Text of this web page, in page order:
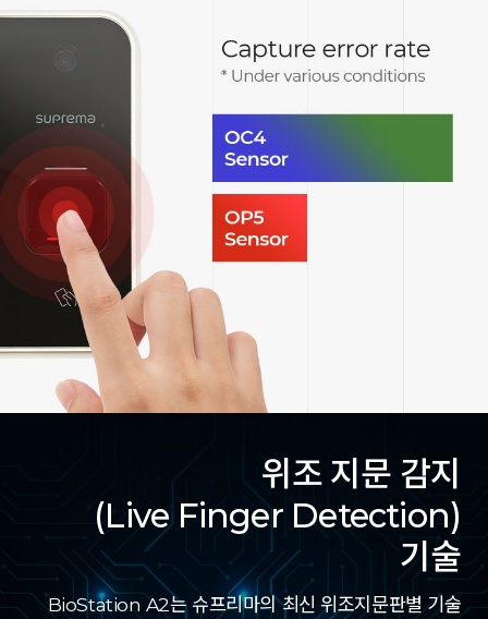
위조 지문 감지
(Live Finger Detection)
기술
BioStation A2는 슈프리마의 최신 위조지문판별 기술